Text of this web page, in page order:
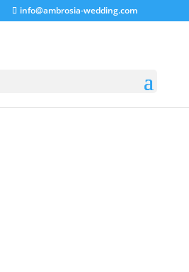
info@ambrosia-wedding.com